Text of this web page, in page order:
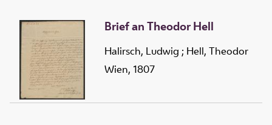
Brief an Theodor Hell
Halirsch, Ludwig ; Hell, Theodor
Wien, 1807